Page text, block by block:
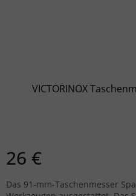
VICTORINOX
26 €
Das 91-mm-Taschenmesser